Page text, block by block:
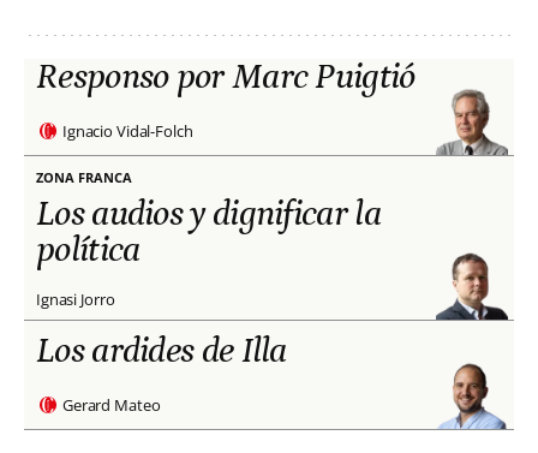
Responso por Marc Puigtió
Ignacio Vidal-Folch
ZONA FRANCA
Los audios y dignificar la
política
Ignasi Jorro
Los ardides de Illa
Gerard Mateo